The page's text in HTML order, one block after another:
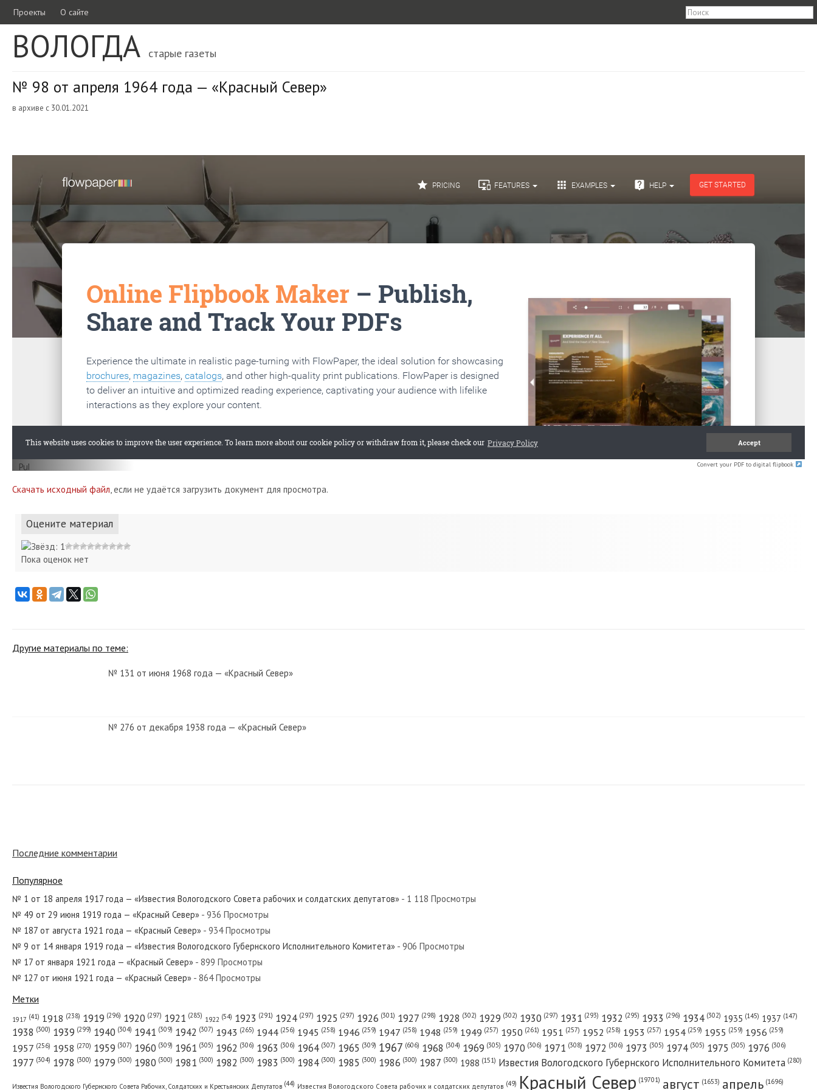
Проекты О сайте
ВОЛОГДА старые газеты
№ 98 от апреля 1964 года — «Красный Север»
в архиве с 30.01.2021
Convert your PDF to digital flipbook
Скачать исходный файл, если не удаётся загрузить документ для просмотра.
Оцените материал
Пока оценок нет
Другие материалы по теме:
№ 131 от июня 1968 года — «Красный Север»
№ 276 от декабря 1938 года — «Красный Север»
№ 100 от апреля 1970 года — «Красный Север»
№ 233 от ноября 1956 года — «Красный Север»
Последние комментарии
Популярное
№ 1 от 18 апреля 1917 года — «Известия Вологодского Совета рабочих и солдатских депутатов» - 1 118 Просмотры
№ 49 от 29 июня 1919 года — «Красный Север» - 936 Просмотры
№ 187 от августа 1921 года — «Красный Север» - 934 Просмотры
№ 9 от 14 января 1919 года — «Известия Вологодского Губернского Исполнительного Комитета» - 906 Просмотры
№ 17 от января 1921 года — «Красный Север» - 899 Просмотры
№ 127 от июня 1921 года — «Красный Север» - 864 Просмотры
Метки
1917 (41) 1918 (238) 1919 (296) 1920 (297) 1921 (285) 1922 (54) 1923 (291) 1924 (297) 1925 (297) 1926 (301) 1927 (298) 1928 (302) 1929 (302) 1930 (297) 1931 (293) 1932 (295) 1933 (296) 1934 (302) 1935 (145) 1937 (147)
1938 (300) 1939 (299) 1940 (304) 1941 (309) 1942 (307) 1943 (265) 1944 (256) 1945 (258) 1946 (259) 1947 (258) 1948 (259) 1949 (257) 1950 (261) 1951 (257) 1952 (258) 1953 (257) 1954 (259) 1955 (259) 1956 (259)
1957 (256) 1958 (270) 1959 (307) 1960 (309) 1961 (305) 1962 (306) 1963 (306) 1964 (307) 1965 (309) 1967 (606) 1968 (304) 1969 (305) 1970 (306) 1971 (308) 1972 (306) 1973 (305) 1974 (305) 1975 (305) 1976 (306)
1977 (304) 1978 (300) 1979 (300) 1980 (300) 1981 (300) 1982 (300) 1983 (300) 1984 (300) 1985 (300) 1986 (300) 1987 (300) 1988 (151) Известия Вологодского Губернского Исполнительного Комитета (280)
Известия Вологодского Губернского Совета Рабочих, Солдатских и Крестьянских Депутатов (44) Известия Вологодского Совета рабочих и солдатских депутатов (49) Красный Cевер (19701) август (1653) апрель (1696)